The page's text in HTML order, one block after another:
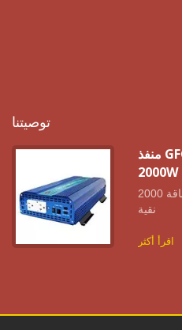
توصيتنا
منفذ GFCI ذو موجة جيبية نقية
محول طاقة 2000W ذو موجة جيبية
نقية
اقرأ أكثر